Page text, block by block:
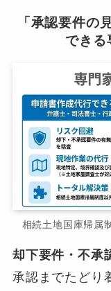
「承認要件の
でき
相続土地国庫帰属
却下要件・不承
承認までたどり